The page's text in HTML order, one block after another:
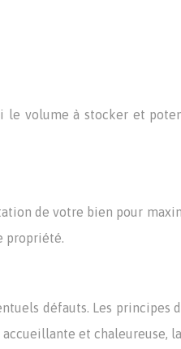
volume à stocker et
de votre bien pour
propriété.
défauts. Les principes
et chaleureuse,